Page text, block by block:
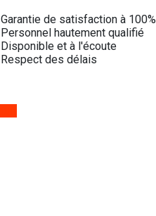
Garantie de satisfaction à 100%
Personnel hautement qualifié
Disponible et à l'écoute
Respect des délais